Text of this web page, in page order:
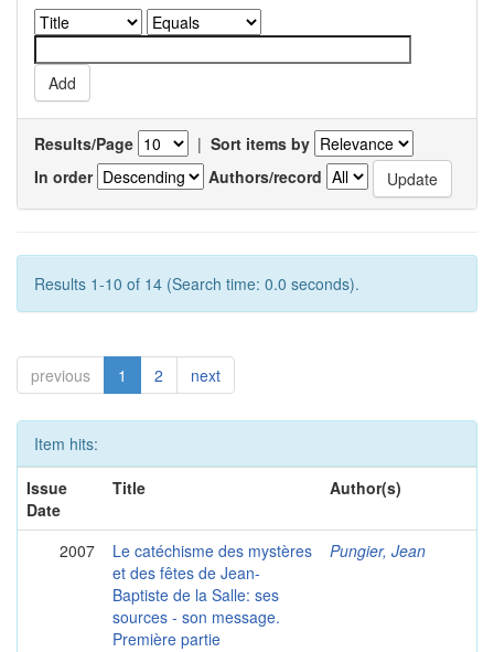
Results/Page | Sort items by
In order
Authors/record
Results 1-10 of 14 (Search time: 0.0 seconds).
previous 1 2 next
Item hits:
Issue
Date
Title Author(s)
2007
Le catéchisme des mystères
et des fêtes de Jean-
Baptiste de la Salle: ses
sources - son message.
Première partie
Pungier, Jean